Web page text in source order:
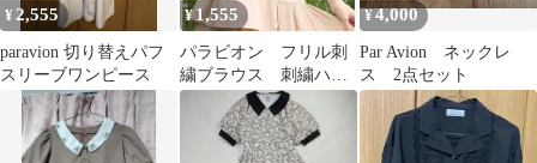
¥ 2,555
paravion 切り替えパフ
スリーブワンピース
¥ 1,555
パラビオン フリル刺
繍ブラウス 刺繍ハン
カチブラウス セット
¥4,000
Par Avion ネックレ
ス 2点セット